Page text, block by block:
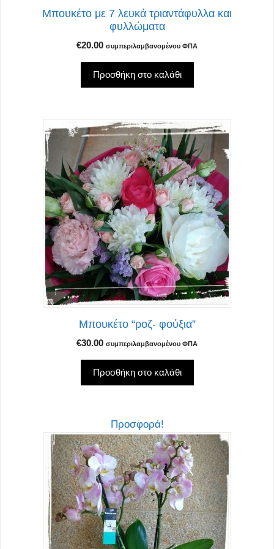
Μπουκέτο με 7 λευκά τριαντάφυλλα και
φυλλώματα
€20.00 συμπεριλαμβανομένου ΦΠΑ
Προσθήκη στο καλάθι
Μπουκέτο “ροζ- φούξια”
€30.00 συμπεριλαμβανομένου ΦΠΑ
Προσθήκη στο καλάθι
Προσφορά!